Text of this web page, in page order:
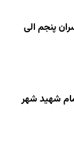
پنجم الی
شهید شهر